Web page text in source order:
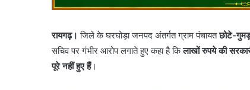
रायगढ़। जिले के घरघोड़ा जनपद अंतर्गत ग्राम पंचायतछोटे-
सचिव पर गंभीर आरोप लगाते हुए कहा है किलाखों रुपये की
पूरे नहीं हुए हैं।